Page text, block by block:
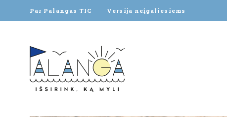
Par Palangas TIC Versija neįgaliesiems